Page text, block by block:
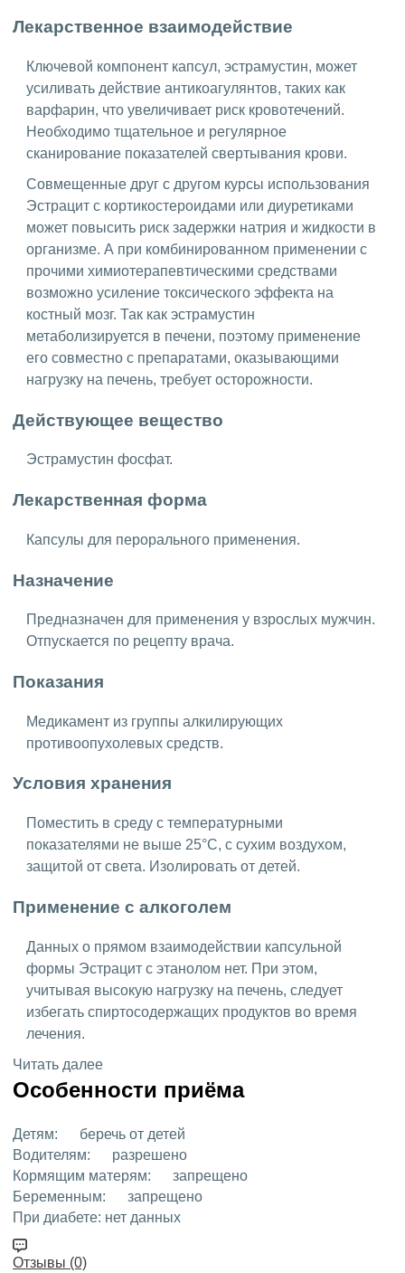
Лекарственное взаимодействие
Ключевой компонент капсул, эстрамустин, может
усиливать действие антикоагулянтов, таких как
варфарин, что увеличивает риск кровотечений.
Необходимо тщательное и регулярное
сканирование показателей свертывания крови.
Совмещенные друг с другом курсы использования
Эстрацит с кортикостероидами или диуретиками
может повысить риск задержки натрия и жидкости в
организме. А при комбинированном применении с
прочими химиотерапевтическими средствами
возможно усиление токсического эффекта на
костный мозг. Так как эстрамустин
метаболизируется в печени, поэтому применение
его совместно с препаратами, оказывающими
нагрузку на печень, требует осторожности.
Действующее вещество
Эстрамустин фосфат.
Лекарственная форма
Капсулы для перорального применения.
Назначение
Предназначен для применения у взрослых мужчин.
Отпускается по рецепту врача.
Показания
Медикамент из группы алкилирующих
противоопухолевых средств.
Условия хранения
Поместить в среду с температурными
показателями не выше 25°C, с сухим воздухом,
защитой от света. Изолировать от детей.
Применение с алкоголем
Данных о прямом взаимодействии капсульной
формы Эстрацит с этанолом нет. При этом,
учитывая высокую нагрузку на печень, следует
избегать спиртосодержащих продуктов во время
лечения.
Читать далее
Особенности приёма
Детям:
беречь от детей
Водителям:
разрешено
Кормящим матерям:
запрещено
Беременным:
запрещено
При диабете: нет данных
Отзывы (0)